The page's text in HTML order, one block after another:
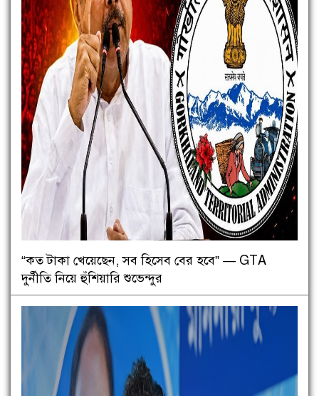
“কত টাকা খেয়েছেন, সব হিসেব বের হবে” — GTA
দুর্নীতি নিয়ে হুঁশিয়ারি শুভেন্দুর